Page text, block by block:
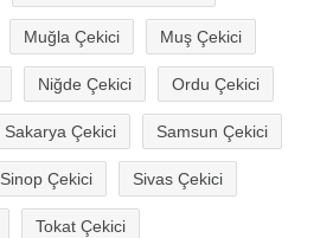
Muğla Çekici Muş Çekici
Niğde Çekici Ordu Çekici
Sakarya Çekici Samsun Çekici
Sinop Çekici Sivas Çekici
Tokat Çekici